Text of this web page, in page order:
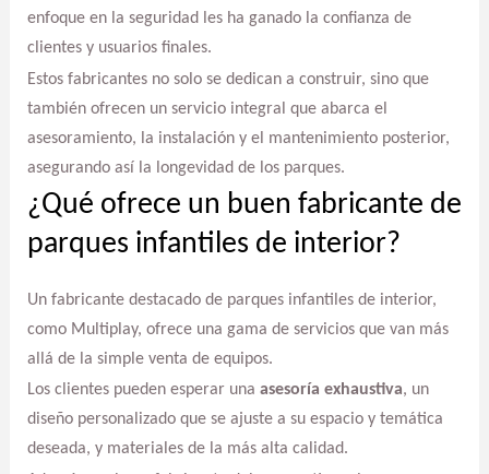
enfoque en la seguridad les ha ganado la confianza de
clientes y usuarios finales.
Estos fabricantes no solo se dedican a construir, sino que
también ofrecen un servicio integral que abarca el
asesoramiento, la instalación y el mantenimiento posterior,
asegurando así la longevidad de los parques.
¿Qué ofrece un buen fabricante de
parques infantiles de interior?
Un fabricante destacado de parques infantiles de interior,
como Multiplay, ofrece una gama de servicios que van más
allá de la simple venta de equipos.
Los clientes pueden esperar una asesoría exhaustiva, un
diseño personalizado que se ajuste a su espacio y temática
deseada, y materiales de la más alta calidad.